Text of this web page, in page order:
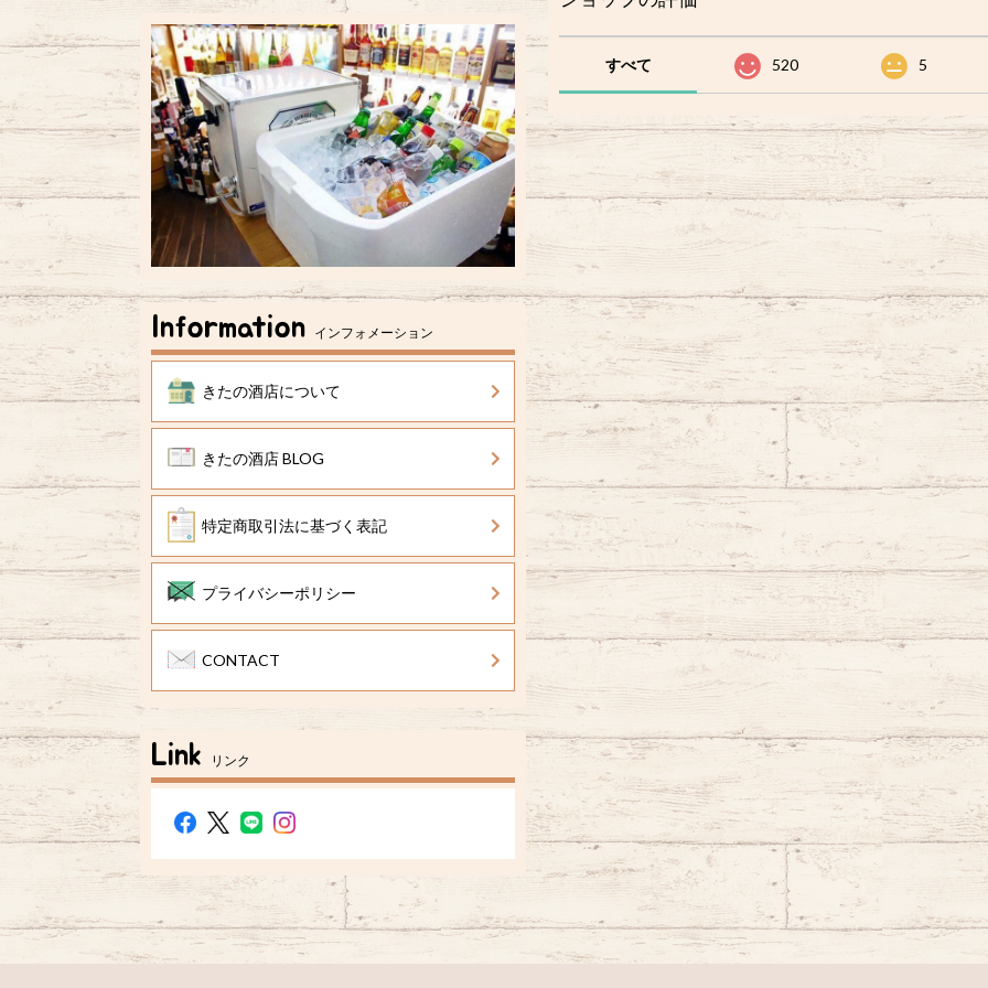
すべて 520 5
Information インフォメーション
きたの酒店について
きたの酒店 BLOG
特定商取引法に基づく表記
プライバシーポリシー
CONTACT
Link リンク